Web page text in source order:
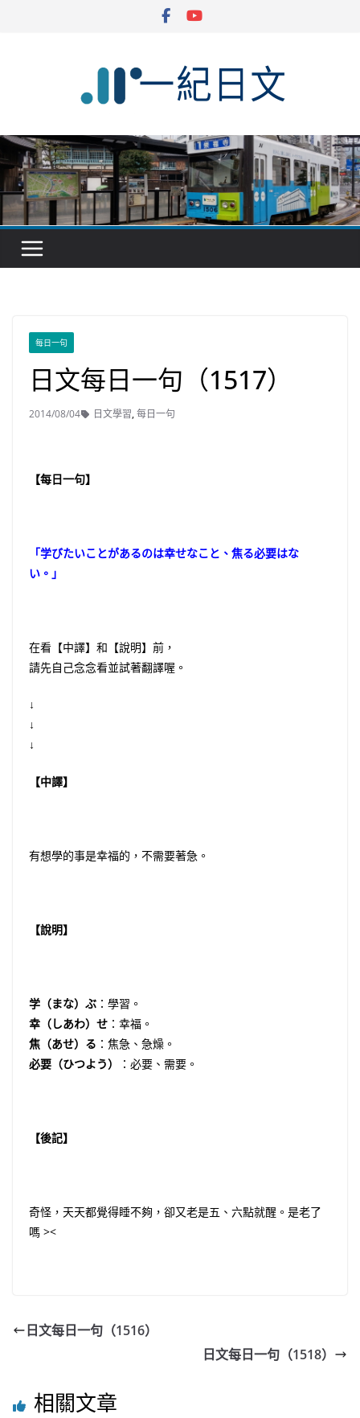
每日一句
日文每日一句（1517）
2014/08/04 日文學習,每日一句
【每日一句】
「学びたいことがあるのは幸せなこと、焦る必要はな
い。」
在看【中譯】和【說明】前，
請先自己念念看並試著翻譯喔。
↓
↓
↓
【中譯】
有想學的事是幸福的，不需要著急。
【說明】
学（まな）ぶ ：學習。
幸（しあわ）せ ：幸福。
焦（あせ）る ：焦急、急燥。
必要（ひつよう）
：必要、需要。
【後記】
奇怪，天天都覺得睡不夠，卻又老是五、六點就醒。是老了
嗎 ><
日文每日一句（1516）
日文每日一句（1518）
相關文章